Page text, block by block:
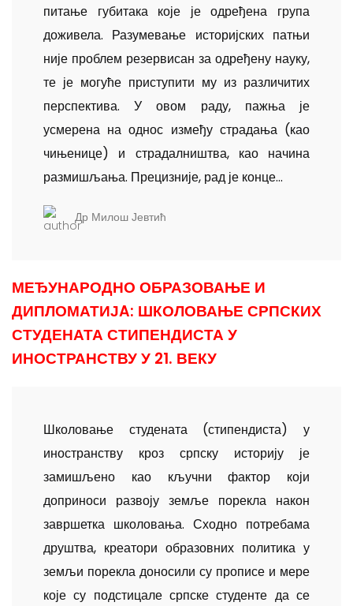
питање губитака које је одређена група
доживела. Разумевање историјских патњи
није проблем резервисан за одређену науку,
те је могуће приступити му из различитих
перспектива. У овом раду, пажња је
усмерена на однос између страдања (као
чињенице) и страдалништва, као начина
размишљања. Прецизније, рад је конце...
Др Милош Јевтић
МЕЂУНАРОДНО ОБРАЗОВАЊЕ И
ДИПЛОМАТИЈA: ШКОЛОВАЊЕ СРПСКИХ
СТУДЕНАТА СТИПЕНДИСТА У
ИНОСТРАНСТВУ У 21. ВЕКУ
Школовање студената (стипендиста) у
иностранству кроз српску историју је
замишљено као кључни фактор који
доприноси развоју земље порекла након
завршетка школовања. Сходно потребама
друштва, креатори образовних политика у
земљи порекла доносили су прописе и мере
које су подстицале српске студенте да се